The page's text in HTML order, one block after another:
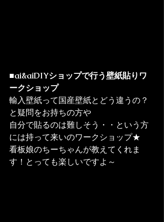
■ai&aiDIYショップで行う壁紙貼りワ
ークショップ
輸入壁紙って国産壁紙とどう違うの？
と疑問をお持ちの方や
自分で貼るのは難しそう・・という方
には持って来いのワークショップ★
看板娘のちーちゃんが教えてくれま
す！とっても楽しいですよ～